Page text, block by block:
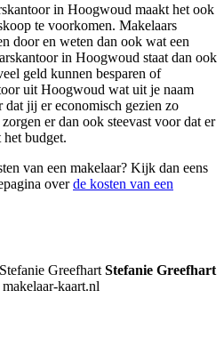
in Hoogwoud maakt het ook
te voorkomen. Makelaars
door en weten dan ook wat een
in Hoogwoud staat dan ook
geld kunnen besparen of
uit Hoogwoud wat uit je naam
jij er economisch gezien zo
er dan ook steevast voor dat er
budget.
van een makelaar? Kijk dan eens
overde kosten van een
Stefanie Greefhart
kaart.nl